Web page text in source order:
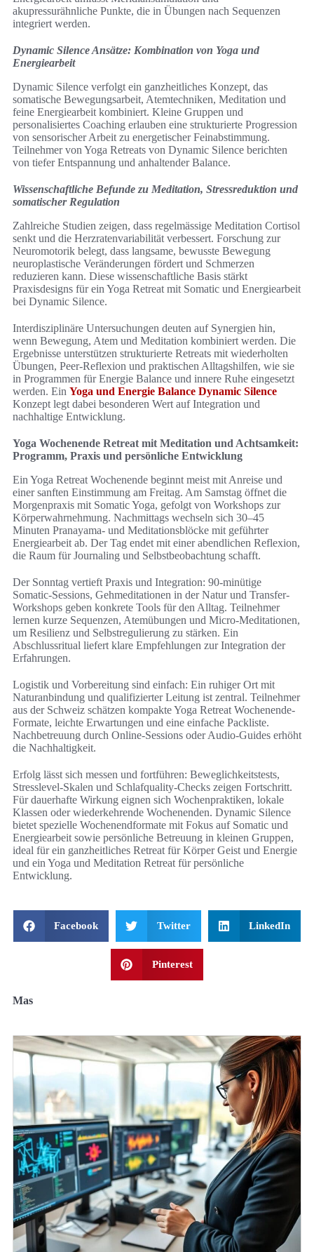
akupressurähnliche Punkte, die in Übungen nach Sequenzen
integriert werden.
Dynamic Silence Ansätze: Kombination von Yoga und
Energiearbeit
Dynamic Silence verfolgt ein ganzheitliches Konzept, das
somatische Bewegungsarbeit, Atemtechniken, Meditation und
feine Energiearbeit kombiniert. Kleine Gruppen und
personalisiertes Coaching erlauben eine strukturierte Progression
von sensorischer Arbeit zu energetischer Feinabstimmung.
Teilnehmer von Yoga Retreats von Dynamic Silence berichten
von tiefer Entspannung und anhaltender Balance.
Wissenschaftliche Befunde zu Meditation, Stressreduktion und
somatischer Regulation
Zahlreiche Studien zeigen, dass regelmässige Meditation Cortisol
senkt und die Herzratenvariabilität verbessert. Forschung zur
Neuromotorik belegt, dass langsame, bewusste Bewegung
neuroplastische Veränderungen fördert und Schmerzen
reduzieren kann. Diese wissenschaftliche Basis stärkt
Praxisdesigns für ein Yoga Retreat mit Somatic und Energiearbeit
bei Dynamic Silence.
Interdisziplinäre Untersuchungen deuten auf Synergien hin,
wenn Bewegung, Atem und Meditation kombiniert werden. Die
Ergebnisse unterstützen strukturierte Retreats mit wiederholten
Übungen, Peer-Reflexion und praktischen Alltagshilfen, wie sie
in Programmen für Energie Balance und innere Ruhe eingesetzt
werden. Ein Yoga und Energie Balance Dynamic Silence
Konzept legt dabei besonderen Wert auf Integration und
nachhaltige Entwicklung.
Yoga Wochenende Retreat mit Meditation und Achtsamkeit:
Programm, Praxis und persönliche Entwicklung
Ein Yoga Retreat Wochenende beginnt meist mit Anreise und
einer sanften Einstimmung am Freitag. Am Samstag öffnet die
Morgenpraxis mit Somatic Yoga, gefolgt von Workshops zur
Körperwahrnehmung. Nachmittags wechseln sich 30–45
Minuten Pranayama- und Meditationsblöcke mit geführter
Energiearbeit ab. Der Tag endet mit einer abendlichen Reflexion,
die Raum für Journaling und Selbstbeobachtung schafft.
Der Sonntag vertieft Praxis und Integration: 90-minütige
Somatic-Sessions, Gehmeditationen in der Natur und Transfer-
Workshops geben konkrete Tools für den Alltag. Teilnehmer
lernen kurze Sequenzen, Atemübungen und Micro-Meditationen,
um Resilienz und Selbstregulierung zu stärken. Ein
Abschlussritual liefert klare Empfehlungen zur Integration der
Erfahrungen.
Logistik und Vorbereitung sind einfach: Ein ruhiger Ort mit
Naturanbindung und qualifizierter Leitung ist zentral. Teilnehmer
aus der Schweiz schätzen kompakte Yoga Retreat Wochenende-
Formate, leichte Erwartungen und eine einfache Packliste.
Nachbetreuung durch Online-Sessions oder Audio-Guides erhöht
die Nachhaltigkeit.
Erfolg lässt sich messen und fortführen: Beweglichkeitstests,
Stresslevel-Skalen und Schlafquality-Checks zeigen Fortschritt.
Für dauerhafte Wirkung eignen sich Wochenpraktiken, lokale
Klassen oder wiederkehrende Wochenenden. Dynamic Silence
bietet spezielle Wochenendformate mit Fokus auf Somatic und
Energiearbeit sowie persönliche Betreuung in kleinen Gruppen,
ideal für ein ganzheitliches Retreat für Körper Geist und Energie
und ein Yoga und Meditation Retreat für persönliche
Entwicklung.
Facebook Twitter LinkedIn
Pinterest
Mas